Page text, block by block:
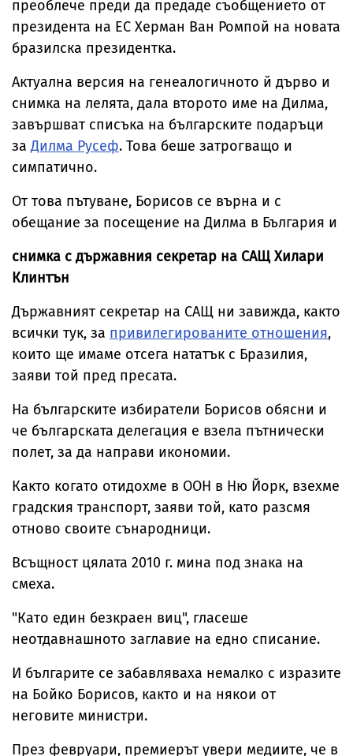
преоблече преди да предаде съобщението от
президента на ЕС Херман Ван Ромпой на новата
бразилска президентка.
Актуална версия на генеалогичното й дърво и
снимка на лелята, дала второто име на Дилма,
завършват списъка на българските подаръци
заДилма Русеф. Това беше затрогващо и
симпатично.
От това пътуване, Борисов се върна и с
обещание за посещение на Дилма в България и
снимка с държавния секретар на САЩ Хилари
Клинтън
Държавният секретар на САЩ ни завижда, както
всички тук, за привилегированите отношения,
които ще имаме отсега нататък с Бразилия,
заяви той пред пресата.
На българските избиратели Борисов обясни и
че българската делегация е взела пътнически
полет, за да направи икономии.
Както когато отидохме в ООН в Ню Йорк, взехме
градския транспорт, заяви той, като разсмя
отново своите сънародници.
Всъщност цялата 2010 г. мина под знака на
смеха.
"Като един безкраен виц", гласеше
неотдавнашното заглавие на едно списание.
И българите се забавляваха немалко с изразите
на Бойко Борисов, както и на някои от
неговите министри.
През февруари, премиерът увери медиите, че в